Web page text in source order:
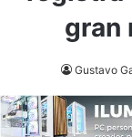
gran
Gustavo